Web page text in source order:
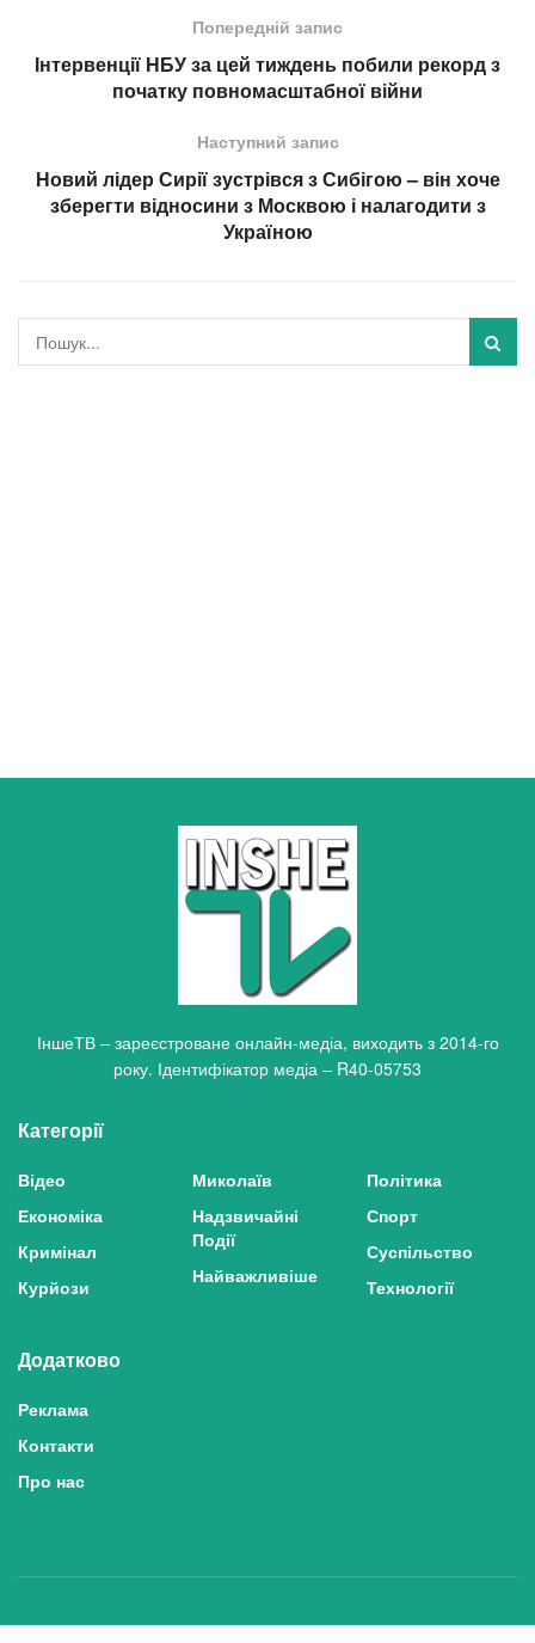
Попередній запис
Інтервенції НБУ за цей тиждень побили рекорд з
початку повномасштабної війни
Наступний запис
Новий лідер Сирії зустрівся з Сибігою – він хоче
зберегти відносини з Москвою і налагодити з
Україною
ІншеТВ – зареєстроване онлайн-медіа, виходить з 2014-го
року. Ідентифікатор медіа – R40-05753
Категорії
Відео
Економіка
Кримінал
Курйози
Миколаїв
Надзвичайні
Події
Найважливіше
Політика
Спорт
Суспільство
Технології
Додатково
Реклама
Контакти
Про нас
Політика конфіденційності та захисту персональних даних